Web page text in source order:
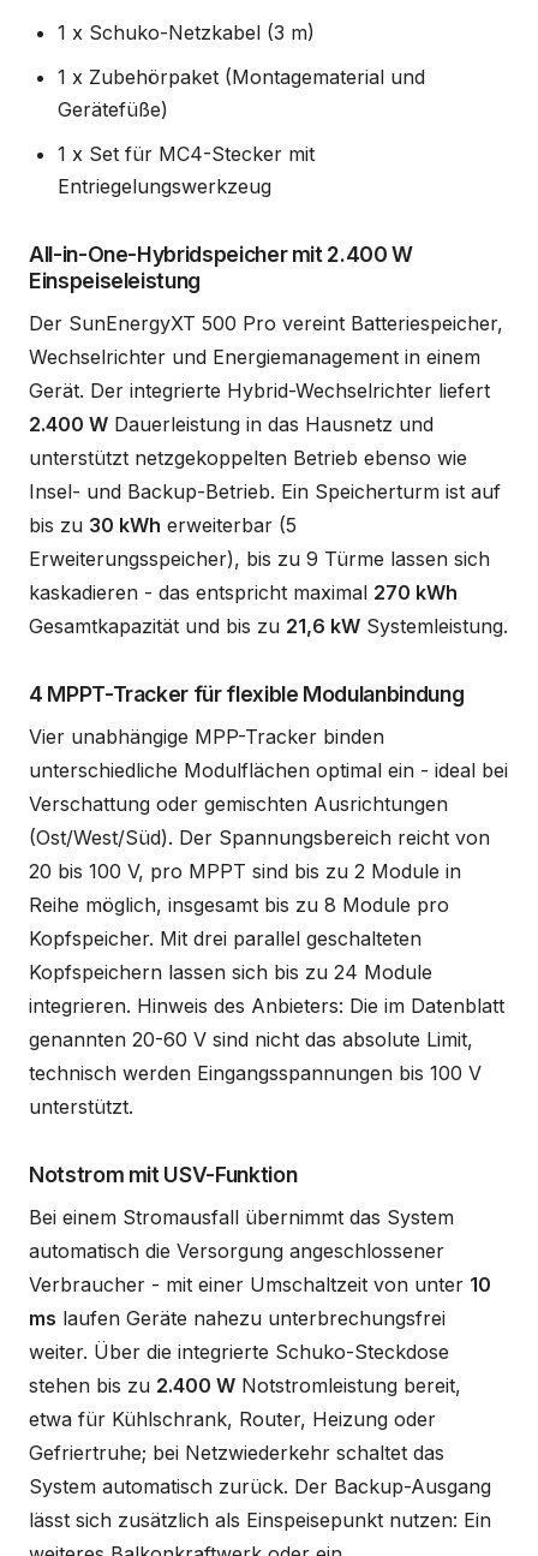
1 x Schuko-Netzkabel (3 m)
1 x Zubehörpaket (Montagematerial und
Gerätefüße)
1 x Set für MC4-Stecker mit
Entriegelungswerkzeug
All-in-One-Hybridspeicher mit 2.400 W
Einspeiseleistung
Der SunEnergyXT 500 Pro vereint Batteriespeicher,
Wechselrichter und Energiemanagement in einem
Gerät. Der integrierte Hybrid-Wechselrichter liefert
2.400 W Dauerleistung in das Hausnetz und
unterstützt netzgekoppelten Betrieb ebenso wie
Insel- und Backup-Betrieb. Ein Speicherturm ist auf
bis zu 30 kWh erweiterbar (5
Erweiterungsspeicher), bis zu 9 Türme lassen sich
kaskadieren - das entspricht maximal 270 kWh
Gesamtkapazität und bis zu 21,6 kW Systemleistung.
4 MPPT-Tracker für flexible Modulanbindung
Vier unabhängige MPP-Tracker binden
unterschiedliche Modulflächen optimal ein - ideal bei
Verschattung oder gemischten Ausrichtungen
(Ost/West/Süd). Der Spannungsbereich reicht von
20 bis 100 V, pro MPPT sind bis zu 2 Module in
Reihe möglich, insgesamt bis zu 8 Module pro
Kopfspeicher. Mit drei parallel geschalteten
Kopfspeichern lassen sich bis zu 24 Module
integrieren. Hinweis des Anbieters: Die im Datenblatt
genannten 20-60 V sind nicht das absolute Limit,
technisch werden Eingangsspannungen bis 100 V
unterstützt.
Notstrom mit USV-Funktion
Bei einem Stromausfall übernimmt das System
automatisch die Versorgung angeschlossener
Verbraucher - mit einer Umschaltzeit von unter 10
ms laufen Geräte nahezu unterbrechungsfrei
weiter. Über die integrierte Schuko-Steckdose
stehen bis zu 2.400 W Notstromleistung bereit,
etwa für Kühlschrank, Router, Heizung oder
Gefriertruhe; bei Netzwiederkehr schaltet das
System automatisch zurück. Der Backup-Ausgang
lässt sich zusätzlich als Einspeisepunkt nutzen: Ein